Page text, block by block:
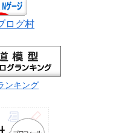
ログ村
ンキング